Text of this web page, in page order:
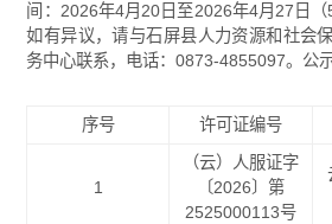
间：2026年4月20日至2026年4月27日（
如有异议，请与石屏县人力资源和社会
务中心联系，电话：0873-4855097。公
序号 许可证编号
1
（云）人服证字
〔2026〕第
2525000113号